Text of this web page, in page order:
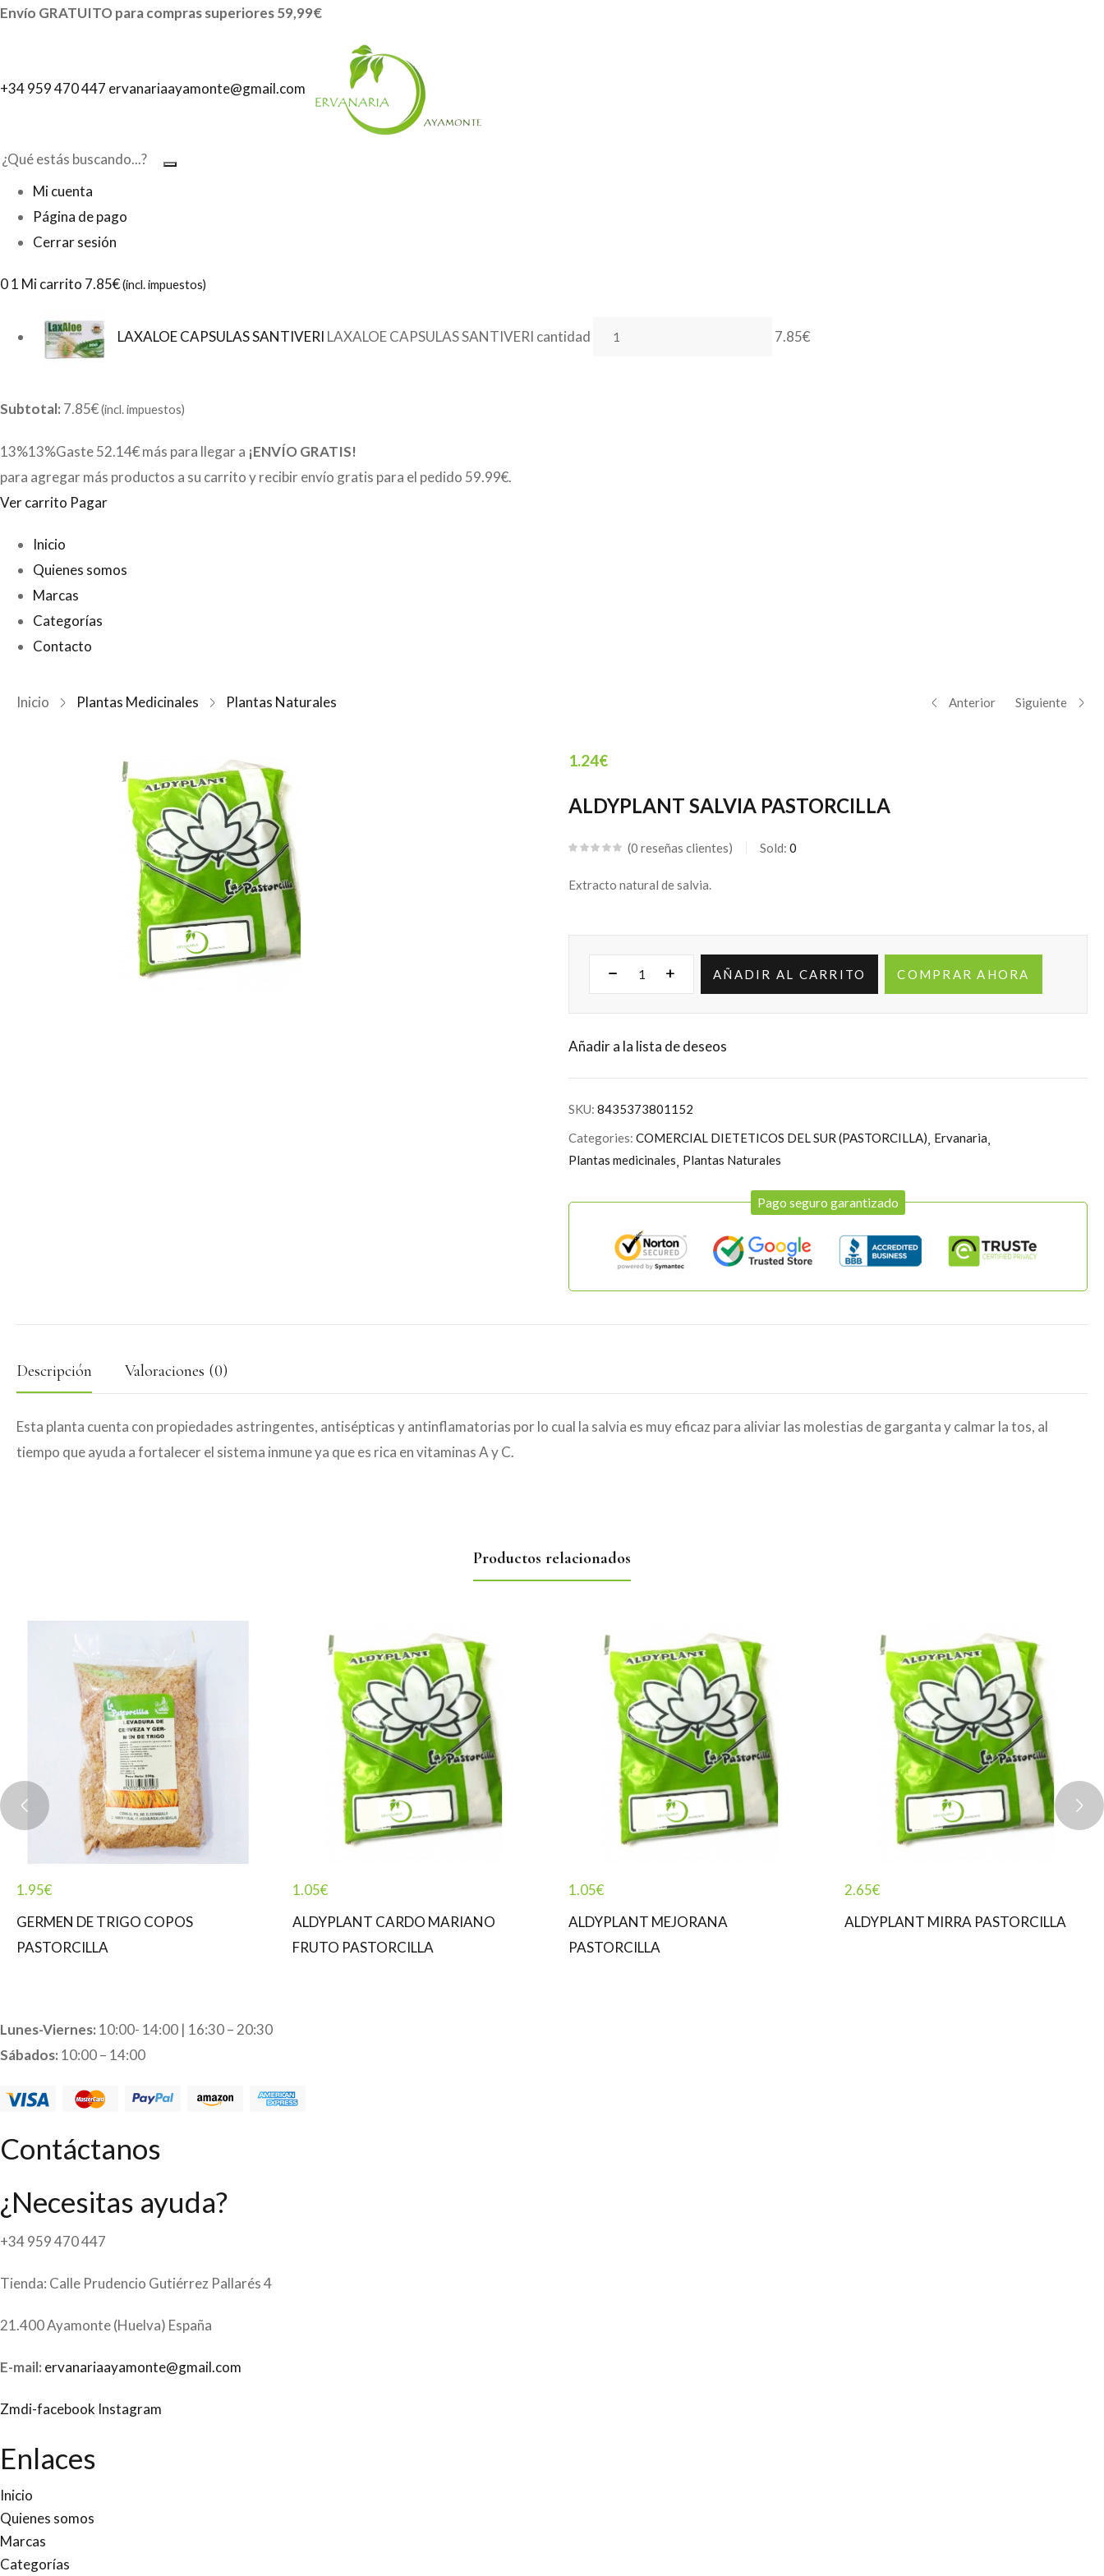
Envío GRATUITO para compras superiores 59,99€
+34 959 470 447 ervanariaayamonte@gmail.com
Mi cuenta
Página de pago
Cerrar sesión
01 Mi carrito 7.85€(incl. impuestos)
LAXALOE CAPSULAS SANTIVERI LAXALOE CAPSULAS SANTIVERI cantidad 7.85€
Subtotal: 7.85€(incl. impuestos)
13%13%Gaste52.14€más para llegar a ¡ENVÍO GRATIS!
para agregar más productos a su carrito y recibir envío gratis para el pedido 59.99€.
Ver carrito Pagar
Inicio
Quienes somos
Marcas
Categorías
Contacto
Inicio Plantas Medicinales Plantas Naturales Anterior Siguiente
1.24€
ALDYPLANT SALVIA PASTORCILLA
0 reseñas clientes Sold: 0
Extracto natural de salvia.
AÑADIR AL CARRITO COMPRAR AHORA
Añadir a la lista de deseos
SKU: 8435373801152
Categories: COMERCIAL DIETETICOS DEL SUR (PASTORCILLA) Ervanaria
Plantas medicinales Plantas Naturales
Pago seguro garantizado
Descripción Valoraciones (0)
Esta planta cuenta con propiedades astringentes, antisépticas y antinflamatorias por lo cual la salvia es muy eficaz para aliviar las molestias de garganta y calmar la tos, al
tiempo que ayuda a fortalecer el sistema inmune ya que es rica en vitaminas A y C.
Productos relacionados
1.95€
GERMEN DE TRIGO COPOS
PASTORCILLA
1.05€
ALDYPLANT CARDO MARIANO
FRUTO PASTORCILLA
1.05€
ALDYPLANT MEJORANA
PASTORCILLA
2.65€
ALDYPLANT MIRRA PASTORCILLA
Lunes-Viernes: 10:00- 14:00 | 16:30 – 20:30
Sábados: 10:00 – 14:00
Contáctanos
¿Necesitas ayuda?
+34 959 470 447
Tienda: Calle Prudencio Gutiérrez Pallarés 4
21.400 Ayamonte (Huelva) España
E-mail: ervanariaayamonte@gmail.com
Zmdi-facebook Instagram
Enlaces
Inicio
Quienes somos
Marcas
Categorías